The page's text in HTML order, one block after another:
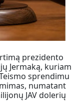
prezidento
Jermaką, kuriam
sprendimu
numatant
JAV dolerių